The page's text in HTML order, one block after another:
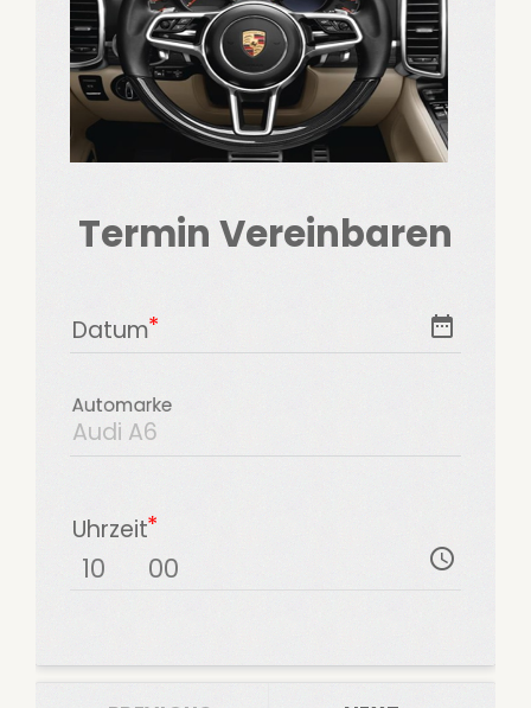
Termin Vereinbaren
Datum date_range
Automarke
Uhrzeit
access_time